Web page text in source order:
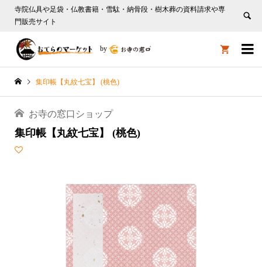
寺院仏具や足袋・仏教書籍・雪駄・納骨段・樹木葬の資料請求や専
門販売サイト

by 
集印帳【丸紋七宝】 (桃色)
お寺の窓口ショップ
集印帳【丸紋七宝】 (桃色)